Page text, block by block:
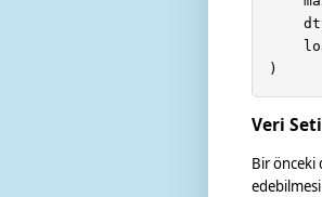
)
Veri
Bir önceki